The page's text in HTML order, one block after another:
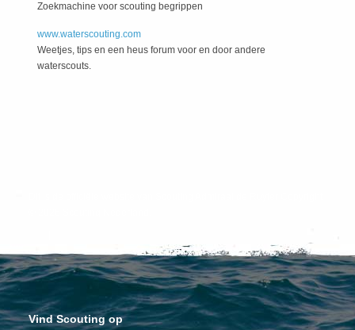
Zoekmachine voor scouting begrippen
www.waterscouting.com
Weetjes, tips en een heus forum voor en door andere
waterscouts.
Vind Scouting op